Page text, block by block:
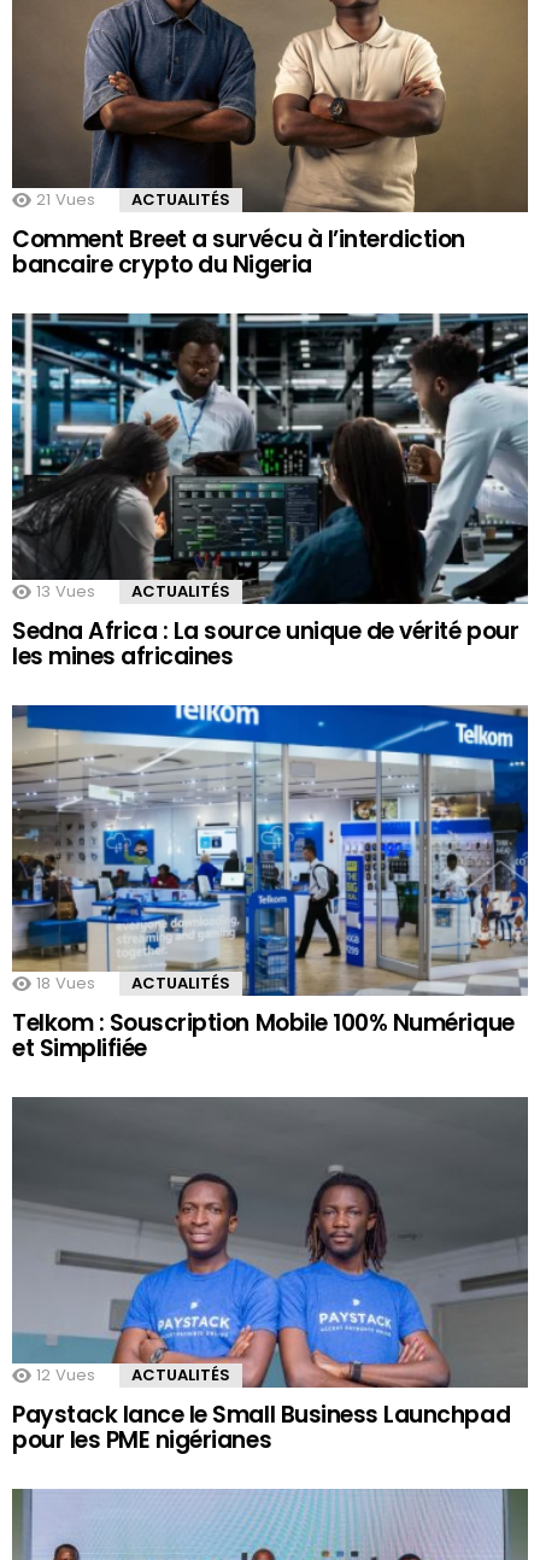
21 Vues ACTUALITÉS
Comment Breet a survécu à l’interdiction
bancaire crypto du Nigeria
13 Vues ACTUALITÉS
Sedna Africa : La source unique de vérité pour
les mines africaines
18 Vues ACTUALITÉS
Telkom : Souscription Mobile 100% Numérique
et Simplifiée
12 Vues ACTUALITÉS
Paystack lance le Small Business Launchpad
pour les PME nigérianes